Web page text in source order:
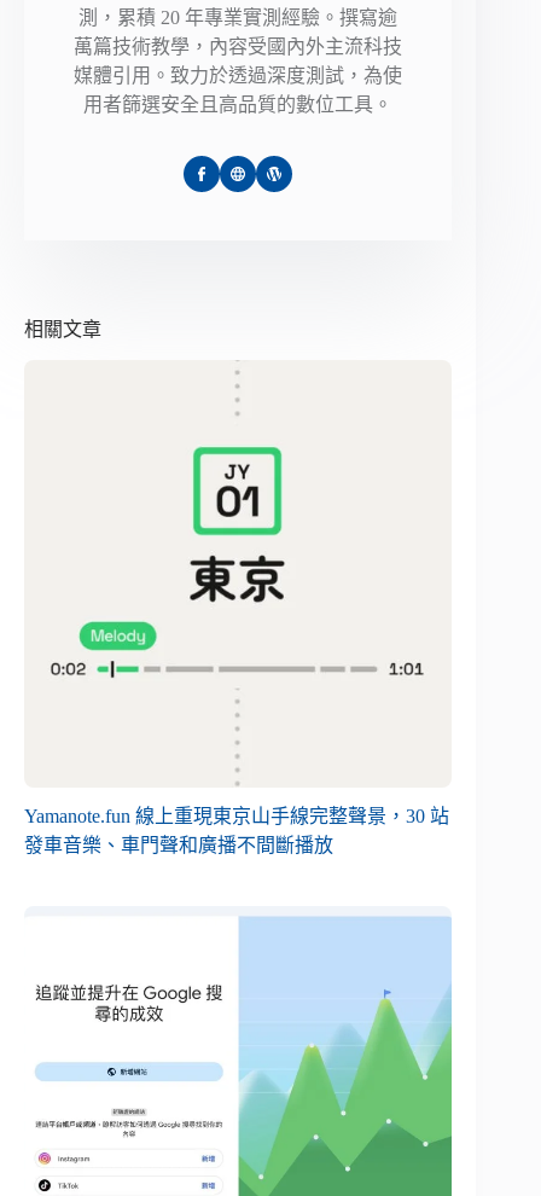
測，累積 20 年專業實測經驗。撰寫逾
萬篇技術教學，內容受國內外主流科技
媒體引用。致力於透過深度測試，為使
用者篩選安全且高品質的數位工具。
相關文章
Yamanote.fun 線上重現東京山手線完整聲景，30 站
發車音樂、車門聲和廣播不間斷播放